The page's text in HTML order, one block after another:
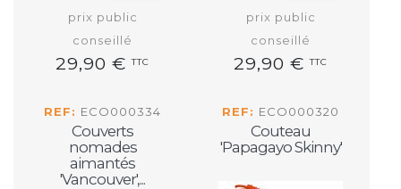
prix public
conseillé
29,90 €TTC
prix public
conseillé
29,90 €TTC
REF: ECO000334
Couverts
nomades
aimantés
'Vancouver',...
REF: ECO000320
Couteau
'Papagayo Skinny'